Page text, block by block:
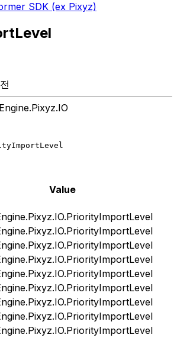
SDK (ex Pixyz)
Value